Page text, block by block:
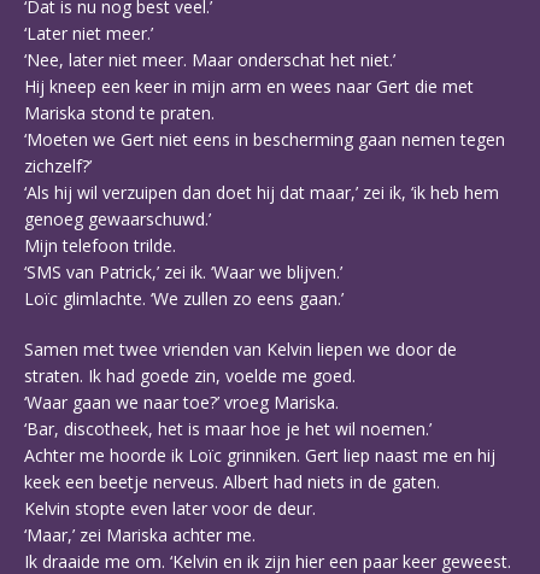
‘Dat is nu nog best veel.’
‘Later niet meer.’
‘Nee, later niet meer. Maar onderschat het niet.’
Hij kneep een keer in mijn arm en wees naar Gert die met
Mariska stond te praten.
‘Moeten we Gert niet eens in bescherming gaan nemen tegen
zichzelf?’
‘Als hij wil verzuipen dan doet hij dat maar,’ zei ik, ‘ik heb hem
genoeg gewaarschuwd.’
Mijn telefoon trilde.
‘SMS van Patrick,’ zei ik. ‘Waar we blijven.’
Loïc glimlachte. ‘We zullen zo eens gaan.’
Samen met twee vrienden van Kelvin liepen we door de
straten. Ik had goede zin, voelde me goed.
‘Waar gaan we naar toe?’ vroeg Mariska.
‘Bar, discotheek, het is maar hoe je het wil noemen.’
Achter me hoorde ik Loïc grinniken. Gert liep naast me en hij
keek een beetje nerveus. Albert had niets in de gaten.
Kelvin stopte even later voor de deur.
‘Maar,’ zei Mariska achter me.
Ik draaide me om. ‘Kelvin en ik zijn hier een paar keer geweest.